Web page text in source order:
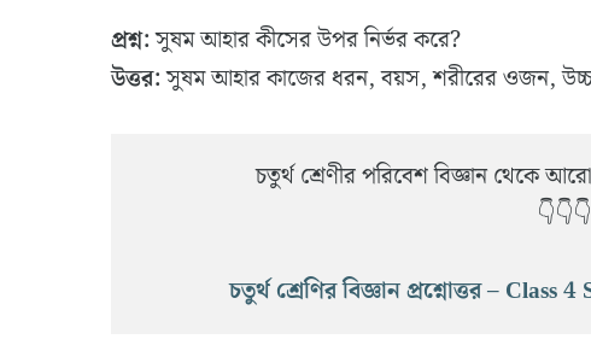
প্রশ্ন:সুষম আহার কীসের উপর নির্ভর করে?
উত্তর:সুষম আহার কাজের ধরন, বয়স, শরীরের ওজন,
চতুর্থ শ্রেণীর পরিবেশ বিজ্ঞান থেকে
চতুর্থ শ্রেণির বিজ্ঞান প্রশ্নোত্তর –